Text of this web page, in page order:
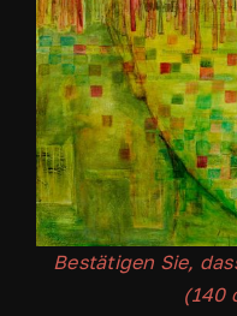
Bestätigen Sie,
(140